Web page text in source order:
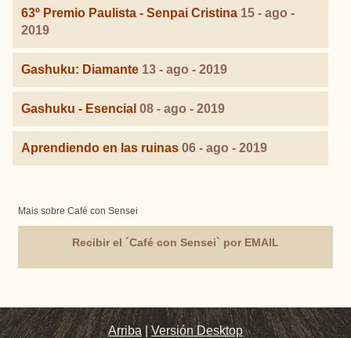
63º Premio Paulista - Senpai Cristina 15 - ago -
2019
Gashuku: Diamante 13 - ago - 2019
Gashuku - Esencial 08 - ago - 2019
Aprendiendo en las ruinas 06 - ago - 2019
Mais sobre Café con Sensei
Recibir el ´Café con Sensei` por EMAIL
Arriba |Versión Desktop